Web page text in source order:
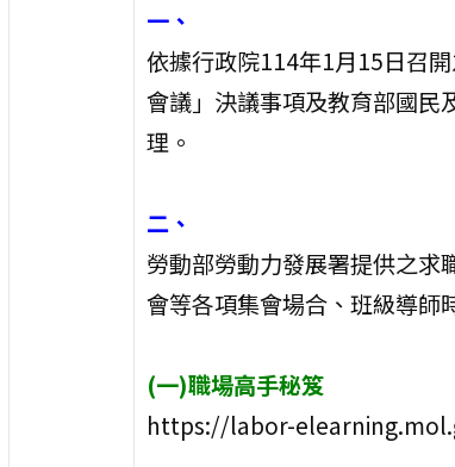
一、
依據行政院114年1月15日召
會議」決議事項及教育部國
理。
二、
勞動部勞動力發展署提供之求
會等各項集會場合、班級導師
(一)職場高手秘笈
https://labor-